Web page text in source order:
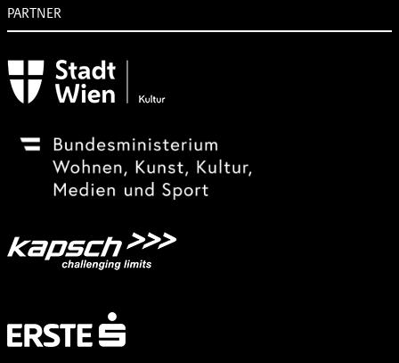
PARTNER
Subventionsgeber